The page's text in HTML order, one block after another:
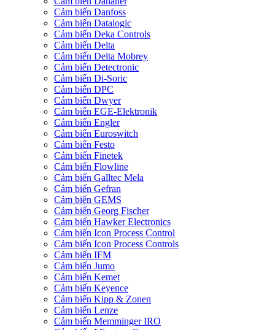
Cảm biến Danfoss
Cảm biến Datalogic
Cảm biến Deka Controls
Cảm biến Delta
Cảm biến Delta Mobrey
Cảm biến Detectronic
Cảm biến Di-Soric
Cảm biến DPC
Cảm biến Dwyer
Cảm biến EGE-Elektronik
Cảm biến Engler
Cảm biến Euroswitch
Cảm biến Festo
Cảm biến Finetek
Cảm biến Flowline
Cảm biến Galltec Mela
Cảm biến Gefran
Cảm biến GEMS
Cảm biến Georg Fischer
Cảm biến Hawker Electronics
Cảm biến Icon Process Control
Cảm biến Icon Process Controls
Cảm biến IFM
Cảm biến Jumo
Cảm biến Kemet
Cảm biến Keyence
Cảm biến Kipp & Zonen
Cảm biến Lenze
Cảm biến Memminger IRO